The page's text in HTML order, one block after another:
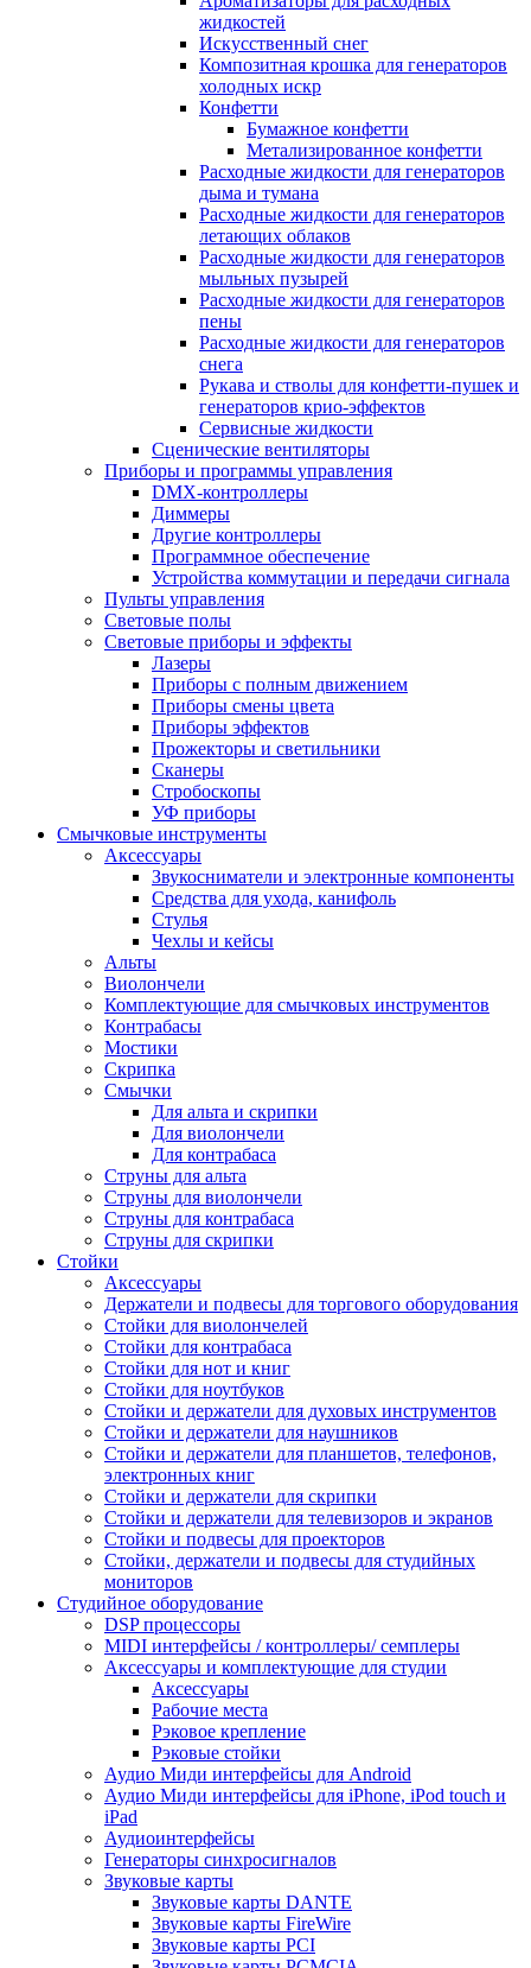
жидкостей
Искусственный снег
Композитная крошка для генераторов
холодных искр
Конфетти
Бумажное конфетти
Метализированное конфетти
Расходные жидкости для генераторов
дыма и тумана
Расходные жидкости для генераторов
летающих облаков
Расходные жидкости для генераторов
мыльных пузырей
Расходные жидкости для генераторов
пены
Расходные жидкости для генераторов
снега
Рукава и стволы для конфетти-пушек и
генераторов крио-эффектов
Сервисные жидкости
Сценические вентиляторы
Приборы и программы управления
DMX-контроллеры
Диммеры
Другие контроллеры
Программное обеспечение
Устройства коммутации и передачи сигнала
Пульты управления
Световые полы
Световые приборы и эффекты
Лазеры
Приборы с полным движением
Приборы смены цвета
Приборы эффектов
Прожекторы и светильники
Сканеры
Стробоскопы
УФ приборы
Смычковые инструменты
Аксессуары
Звукосниматели и электронные компоненты
Средства для ухода, канифоль
Стулья
Чехлы и кейсы
Альты
Виолончели
Комплектующие для смычковых инструментов
Контрабасы
Мостики
Скрипка
Смычки
Для альта и скрипки
Для виолончели
Для контрабаса
Струны для альта
Струны для виолончели
Струны для контрабаса
Струны для скрипки
Стойки
Аксессуары
Держатели и подвесы для торгового оборудования
Стойки для виолончелей
Стойки для контрабаса
Стойки для нот и книг
Стойки для ноутбуков
Стойки и держатели для духовых инструментов
Стойки и держатели для наушников
Стойки и держатели для планшетов, телефонов,
электронных книг
Стойки и держатели для скрипки
Стойки и держатели для телевизоров и экранов
Стойки и подвесы для проекторов
Стойки, держатели и подвесы для студийных
мониторов
Студийное оборудование
DSP процессоры
MIDI интерфейсы / контроллеры/ семплеры
Аксессуары и комплектующие для студии
Аксессуары
Рабочие места
Рэковое крепление
Рэковые стойки
Аудио Миди интерфейсы для Android
Аудио Миди интерфейсы для iPhone, iPod touch и
iPad
Аудиоинтерфейсы
Генераторы синхросигналов
Звуковые карты
Звуковые карты DANTE
Звуковые карты FireWire
Звуковые карты PCI